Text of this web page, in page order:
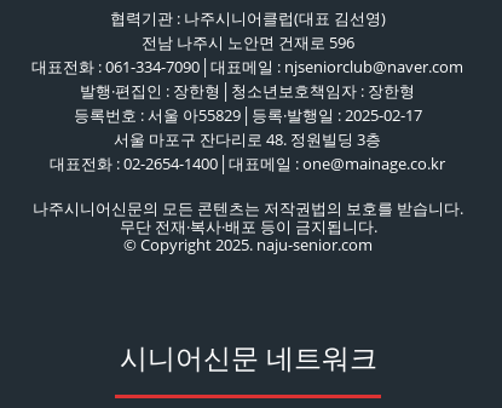
협력기관 : 나주시니어클럽(대표 김선영)
전남 나주시 노안면 건재로 596
대표전화 : 061-334-7090│대표메일 : njseniorclub@naver.com
발행·편집인 : 장한형│청소년보호책임자 : 장한형
등록번호 : 서울 아55829│등록·발행일 : 2025-02-17
서울 마포구 잔다리로 48. 정원빌딩 3층
대표전화 : 02-2654-1400│대표메일 : one@mainage.co.kr
나주시니어신문의 모든 콘텐츠는 저작권법의 보호를 받습니다.
무단 전재·복사·배포 등이 금지됩니다.
© Copyright 2025. naju-senior.com
시니어신문 네트워크